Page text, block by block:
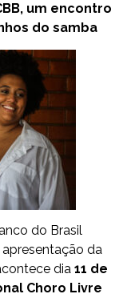
um encontro
do samba
do Brasil
apresentação da
dia 11 de
Choro Livre